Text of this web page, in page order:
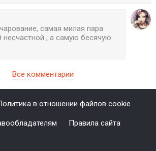
самая милая пара
несчастной , а самую бесячую
Все комментарии
в отношении файлов cookie
Правила сайта